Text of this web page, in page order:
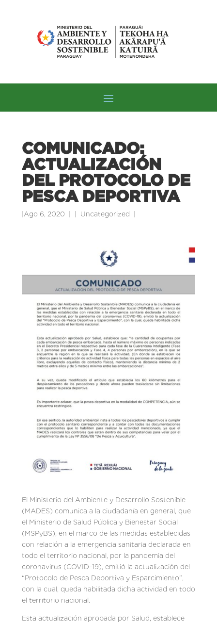
COMUNICADO:
ACTUALIZACIÓN
DEL PROTOCOLO DE
PESCA DEPORTIVA
Ago 6, 2020 Uncategorized
El Ministerio del Ambiente y Desarrollo Sostenible
(MADES) comunica a la ciudadanía en general, que
el Ministerio de Salud Pública y Bienestar Social
(MSPyBS), en el marco de las medidas establecidas
con relación a la emergencia sanitaria declarada en
todo el territorio nacional, por la pandemia del
coronavirus (COVID-19), emitió la actualización del
“Protocolo de Pesca Deportiva y Esparcimiento”,
con la cual, queda habilitada dicha actividad en todo
el territorio nacional.
Esta actualización aprobada por Salud, establece